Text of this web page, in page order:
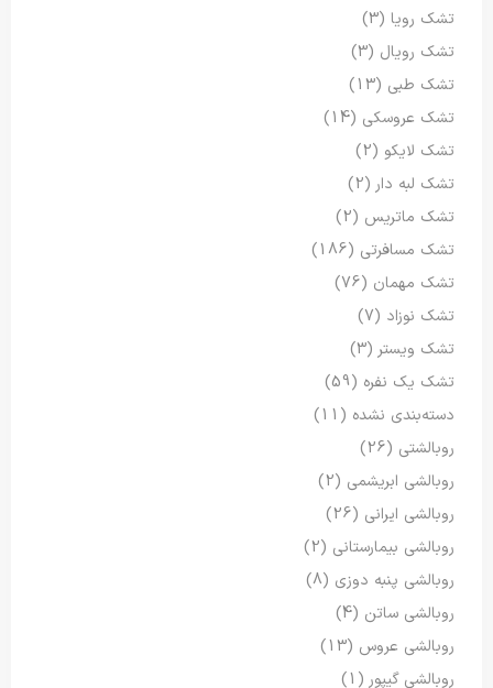
تشک رویا (3)
تشک رویال (3)
تشک طبی (13)
تشک عروسکی (14)
تشک لایکو (2)
تشک لبه دار(2)
تشک ماتریس (2)
تشک مسافرتی (186)
تشک مهمان (76)
تشک نوزاد (7)
تشک ویستر(3)
تشک یک نفره (59)
دسته‌بندی نشده (11)
روبالشتی (26)
روبالشی ابریشمی (2)
روبالشی ایرانی (26)
روبالشی بیمارستانی (2)
روبالشی پنبه دوزی (8)
روبالشی ساتن (4)
روبالشی عروس (13)
روبالشی گیپور(1)